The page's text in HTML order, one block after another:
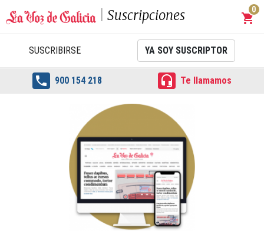
Suscripciones shopping_cart
0
SUSCRIBIRSE YA SOY SUSCRIPTOR
 900 154 218  Te llamamos